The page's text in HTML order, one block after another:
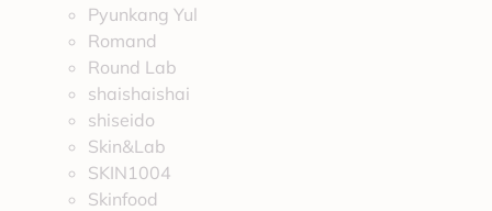
Pyunkang Yul
Romand
Round Lab
shaishaishai
shiseido
Skin&Lab
SKIN1004
Skinfood